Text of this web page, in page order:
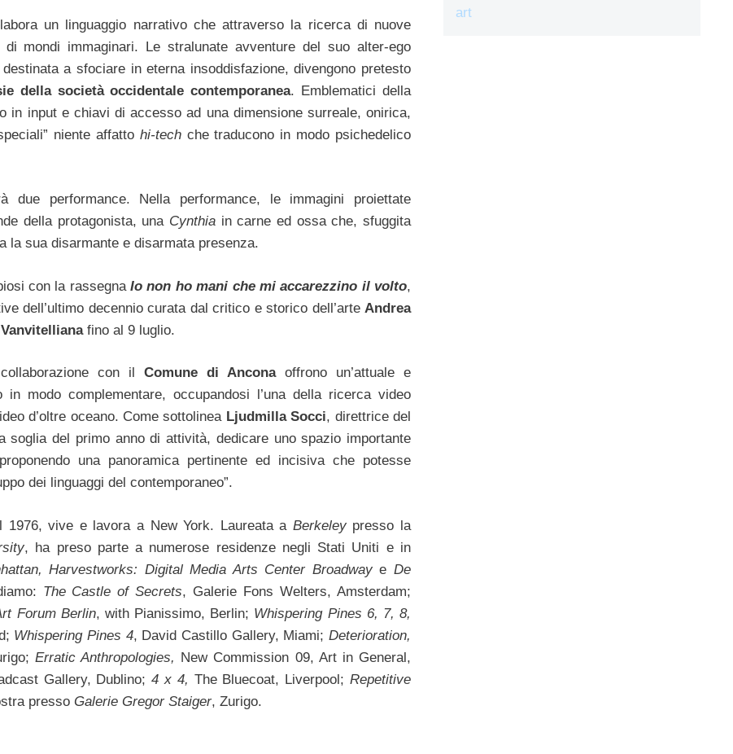
un linguaggio narrativo che attraverso la ricerca di nuove
mondi immaginari. Le stralunate avventure del suo alter-ego
a sfociare in eterna insoddisfazione, divengono pretesto
della società occidentale contemporanea. Emblematici della
input e chiavi di accesso ad una dimensione surreale, onirica,
niente affatto hi-techche traducono in modo psichedelico
due performance. Nella performance, le immagini proiettate
della protagonista, una Cynthiain carne ed ossa che, sfuggita
la sua disarmante e disarmata presenza.
con la rassegnaIo non ho mani che mi accarezzino il volto,
dell’ultimo decennio curata dal critico e storico dell’arte Andrea
fino al 9 luglio.
con il Comune di Ancona offrono un’attuale e
modo complementare, occupandosi l’una della ricerca video
d’oltre oceano. Come sottolinea Ljudmilla Socci, direttrice del
soglia del primo anno di attività, dedicare uno spazio importante
una panoramica pertinente ed incisiva che potesse
dei linguaggi del contemporaneo”.
vive e lavora a New York. Laureata a Berkeleypresso la
, ha preso parte a numerose residenze negli Stati Uniti e in
Harvestworks: Digital Media Arts Center Broadwaye De
The Castle of Secrets, Galerie Fons Welters, Amsterdam;
Forum Berlin, with Pianissimo, Berlin; Whispering Pines 6, 7, 8,
Whispering Pines 4, David Castillo Gallery, Miami;Deterioration,
Erratic Anthropologies, New Commission 09, Art in General,
Gallery, Dublino;4 x 4, The Bluecoat, Liverpool; Repetitive
presso Galerie Gregor Staiger, Zurigo.
art